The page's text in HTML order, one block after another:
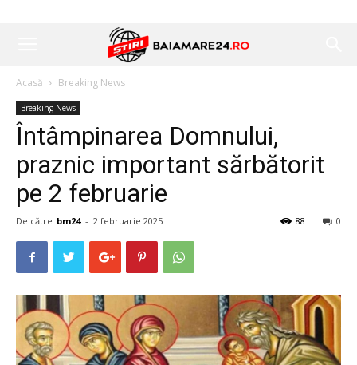
Acasă Breaking News
Breaking News
Întâmpinarea Domnului,
praznic important sărbătorit
pe 2 februarie
De către bm24 - 2 februarie 2025 0
88